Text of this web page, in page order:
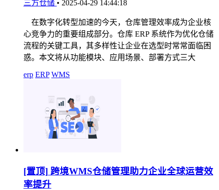
三方仓储 • 2025-04-29 14:44:18
在数字化转型加速的今天，仓库管理效率成为企业核
心竞争力的重要组成部分。仓库 ERP 系统作为优化仓储
流程的关键工具，其多样性让企业在选型时常常面临困
惑。本文将从功能模块、应用场景、部署方式三大
erp ERP WMS
[置顶] 跨境WMS仓储管理助力企业全球运营效
率提升